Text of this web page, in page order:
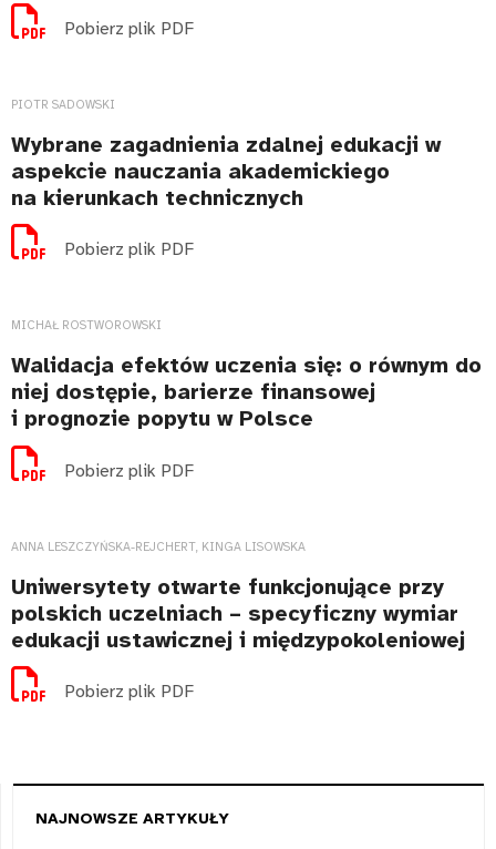
Pobierz plik PDF
PIOTR SADOWSKI
Wybrane zagadnienia zdalnej edukacji w
aspekcie nauczania akademickiego
na kierunkach technicznych
Pobierz plik PDF
MICHAŁ ROSTWOROWSKI
Walidacja efektów uczenia się: o równym do
niej dostępie, barierze finansowej
i prognozie popytu w Polsce
Pobierz plik PDF
ANNA LESZCZYŃSKA-REJCHERT, KINGA LISOWSKA
Uniwersytety otwarte funkcjonujące przy
polskich uczelniach – specyficzny wymiar
edukacji ustawicznej i międzypokoleniowej
Pobierz plik PDF
NAJNOWSZE ARTYKUŁY